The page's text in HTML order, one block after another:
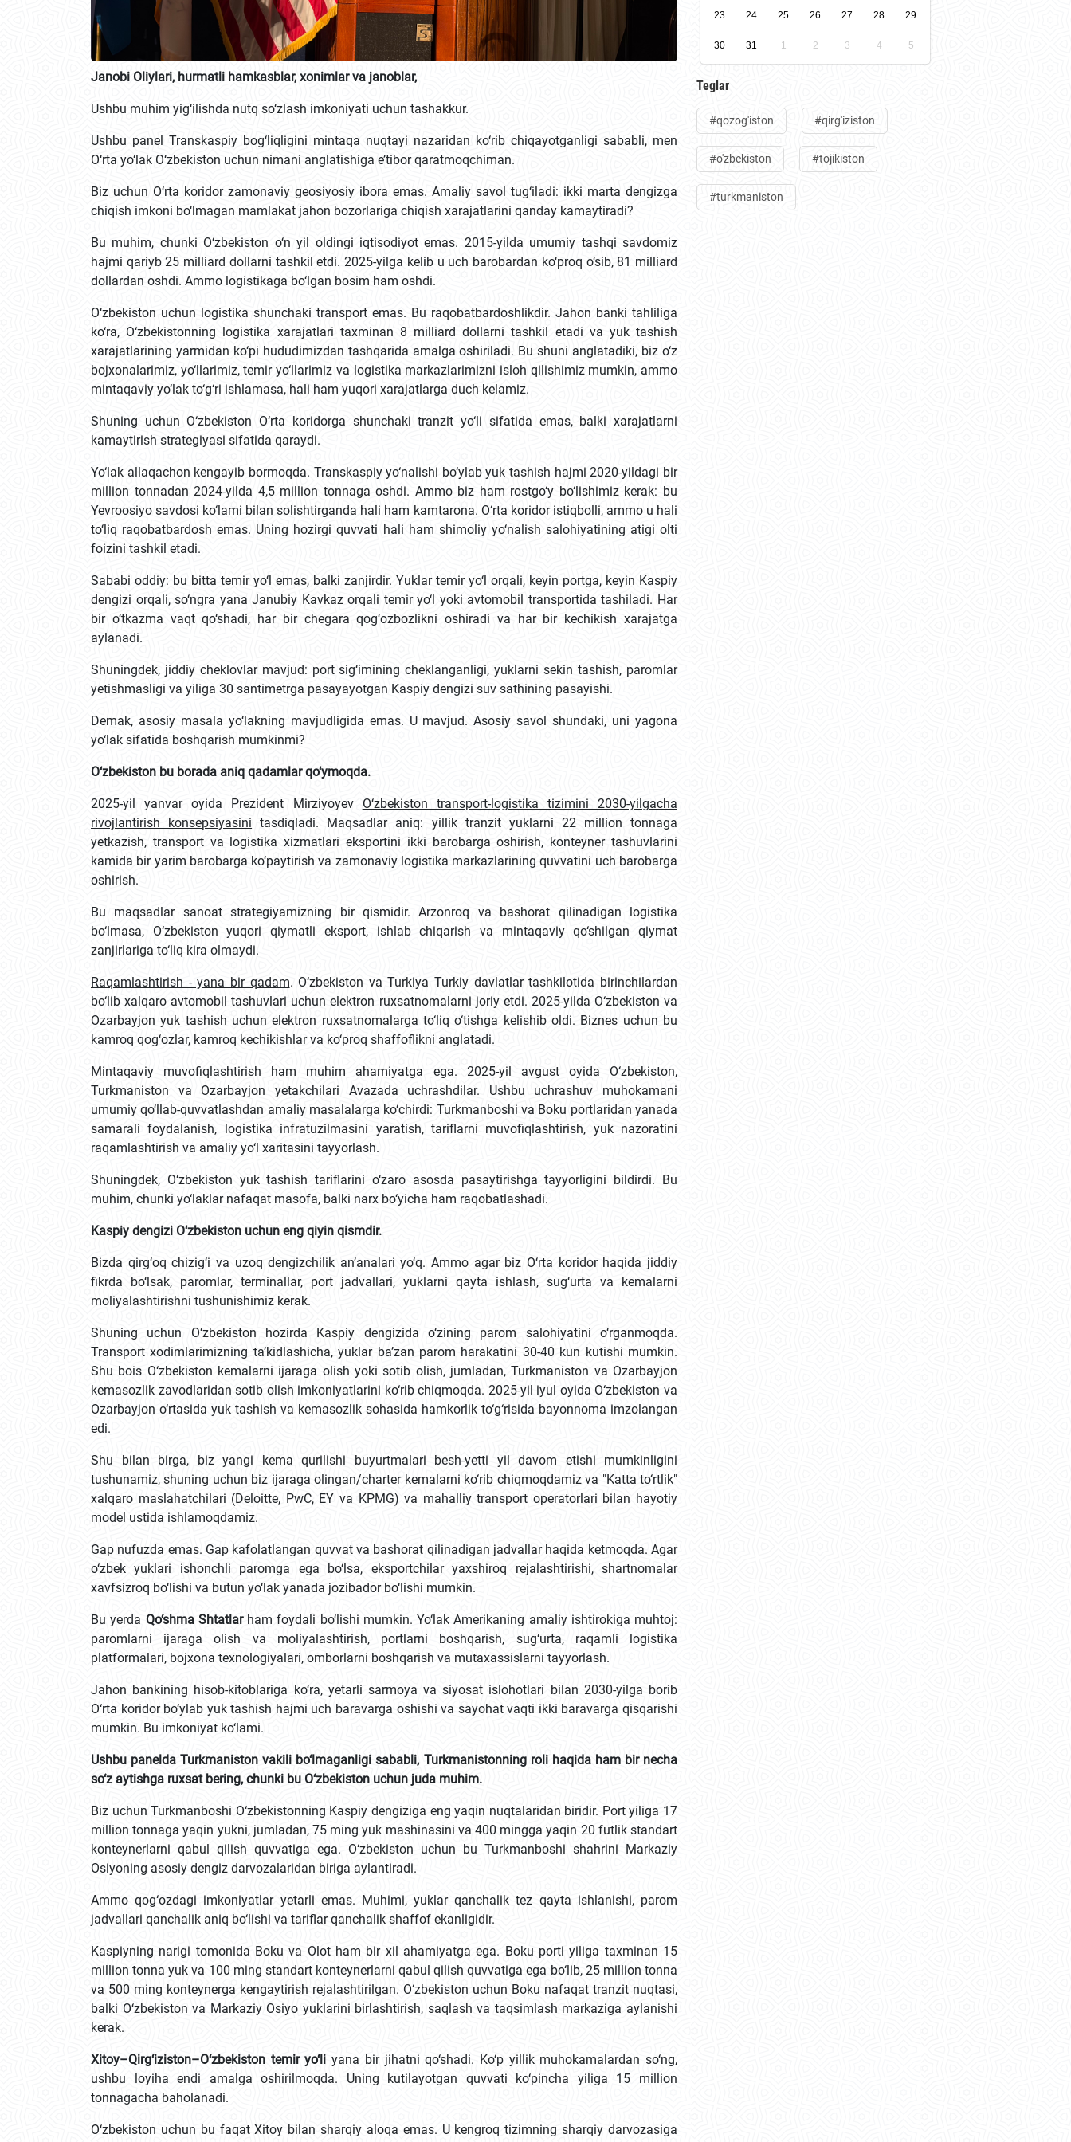
Janobi Oliylari, hurmatli hamkasblar, xonimlar va janoblar,
Ushbu muhim yig‘ilishda nutq so‘zlash imkoniyati uchun tashakkur.
Ushbu panel Transkaspiy bog‘liqligini mintaqa nuqtayi nazaridan ko‘rib chiqayotganligi sababli, men
O‘rta yo‘lak O‘zbekiston uchun nimani anglatishiga e’tibor qaratmoqchiman.
Biz uchun O‘rta koridor zamonaviy geosiyosiy ibora emas. Amaliy savol tug‘iladi: ikki marta dengizga
chiqish imkoni bo‘lmagan mamlakat jahon bozorlariga chiqish xarajatlarini qanday kamaytiradi?
Bu muhim, chunki O‘zbekiston o‘n yil oldingi iqtisodiyot emas. 2015-yilda umumiy tashqi savdomiz
hajmi qariyb 25 milliard dollarni tashkil etdi. 2025-yilga kelib u uch barobardan ko‘proq o‘sib, 81 milliard
dollardan oshdi. Ammo logistikaga bo‘lgan bosim ham oshdi.
O‘zbekiston uchun logistika shunchaki transport emas. Bu raqobatbardoshlikdir. Jahon banki tahliliga
ko‘ra, O‘zbekistonning logistika xarajatlari taxminan 8 milliard dollarni tashkil etadi va yuk tashish
xarajatlarining yarmidan ko‘pi hududimizdan tashqarida amalga oshiriladi. Bu shuni anglatadiki, biz o‘z
bojxonalarimiz, yo‘llarimiz, temir yo‘llarimiz va logistika markazlarimizni isloh qilishimiz mumkin, ammo
mintaqaviy yo‘lak to‘g‘ri ishlamasa, hali ham yuqori xarajatlarga duch kelamiz.
Shuning uchun O‘zbekiston O‘rta koridorga shunchaki tranzit yo‘li sifatida emas, balki xarajatlarni
kamaytirish strategiyasi sifatida qaraydi.
Yo‘lak allaqachon kengayib bormoqda. Transkaspiy yo‘nalishi bo‘ylab yuk tashish hajmi 2020-yildagi bir
million tonnadan 2024-yilda 4,5 million tonnaga oshdi. Ammo biz ham rostgo‘y bo‘lishimiz kerak: bu
Yevroosiyo savdosi ko‘lami bilan solishtirganda hali ham kamtarona. O‘rta koridor istiqbolli, ammo u hali
to‘liq raqobatbardosh emas. Uning hozirgi quvvati hali ham shimoliy yo‘nalish salohiyatining atigi olti
foizini tashkil etadi.
Sababi oddiy: bu bitta temir yo‘l emas, balki zanjirdir. Yuklar temir yo‘l orqali, keyin portga, keyin Kaspiy
dengizi orqali, so‘ngra yana Janubiy Kavkaz orqali temir yo‘l yoki avtomobil transportida tashiladi. Har
bir o‘tkazma vaqt qo‘shadi, har bir chegara qog‘ozbozlikni oshiradi va har bir kechikish xarajatga
aylanadi.
Shuningdek, jiddiy cheklovlar mavjud: port sig‘imining cheklanganligi, yuklarni sekin tashish, paromlar
yetishmasligi va yiliga 30 santimetrga pasayayotgan Kaspiy dengizi suv sathining pasayishi.
Demak, asosiy masala yo‘lakning mavjudligida emas. U mavjud. Asosiy savol shundaki, uni yagona
yo‘lak sifatida boshqarish mumkinmi?
O‘zbekiston bu borada aniq qadamlar qo‘ymoqda.
2025-yil yanvar oyida Prezident Mirziyoyev O‘zbekiston transport-logistika tizimini 2030-yilgacha
rivojlantirish konsepsiyasini tasdiqladi. Maqsadlar aniq: yillik tranzit yuklarni 22 million tonnaga
yetkazish, transport va logistika xizmatlari eksportini ikki barobarga oshirish, konteyner tashuvlarini
kamida bir yarim barobarga ko‘paytirish va zamonaviy logistika markazlarining quvvatini uch barobarga
oshirish.
Bu maqsadlar sanoat strategiyamizning bir qismidir. Arzonroq va bashorat qilinadigan logistika
bo‘lmasa, O‘zbekiston yuqori qiymatli eksport, ishlab chiqarish va mintaqaviy qo‘shilgan qiymat
zanjirlariga to‘liq kira olmaydi.
Raqamlashtirish - yana bir qadam. O‘zbekiston va Turkiya Turkiy davlatlar tashkilotida birinchilardan
bo‘lib xalqaro avtomobil tashuvlari uchun elektron ruxsatnomalarni joriy etdi. 2025-yilda O‘zbekiston va
Ozarbayjon yuk tashish uchun elektron ruxsatnomalarga to‘liq o‘tishga kelishib oldi. Biznes uchun bu
kamroq qog‘ozlar, kamroq kechikishlar va ko‘proq shaffoflikni anglatadi.
Mintaqaviy muvofiqlashtirish ham muhim ahamiyatga ega. 2025-yil avgust oyida O‘zbekiston,
Turkmaniston va Ozarbayjon yetakchilari Avazada uchrashdilar. Ushbu uchrashuv muhokamani
umumiy qo‘llab-quvvatlashdan amaliy masalalarga ko‘chirdi: Turkmanboshi va Boku portlaridan yanada
samarali foydalanish, logistika infratuzilmasini yaratish, tariflarni muvofiqlashtirish, yuk nazoratini
raqamlashtirish va amaliy yo‘l xaritasini tayyorlash.
Shuningdek, O‘zbekiston yuk tashish tariflarini o‘zaro asosda pasaytirishga tayyorligini bildirdi. Bu
muhim, chunki yo‘laklar nafaqat masofa, balki narx bo‘yicha ham raqobatlashadi.
Kaspiy dengizi O‘zbekiston uchun eng qiyin qismdir.
Bizda qirg‘oq chizig‘i va uzoq dengizchilik an’analari yo‘q. Ammo agar biz O‘rta koridor haqida jiddiy
fikrda bo‘lsak, paromlar, terminallar, port jadvallari, yuklarni qayta ishlash, sug‘urta va kemalarni
moliyalashtirishni tushunishimiz kerak.
Shuning uchun O‘zbekiston hozirda Kaspiy dengizida o‘zining parom salohiyatini o‘rganmoqda.
Transport xodimlarimizning ta’kidlashicha, yuklar ba’zan parom harakatini 30-40 kun kutishi mumkin.
Shu bois O‘zbekiston kemalarni ijaraga olish yoki sotib olish, jumladan, Turkmaniston va Ozarbayjon
kemasozlik zavodlaridan sotib olish imkoniyatlarini ko‘rib chiqmoqda. 2025-yil iyul oyida O‘zbekiston va
Ozarbayjon o‘rtasida yuk tashish va kemasozlik sohasida hamkorlik to‘g‘risida bayonnoma imzolangan
edi.
Shu bilan birga, biz yangi kema qurilishi buyurtmalari besh-yetti yil davom etishi mumkinligini
tushunamiz, shuning uchun biz ijaraga olingan/charter kemalarni ko‘rib chiqmoqdamiz va "Katta to‘rtlik"
xalqaro maslahatchilari (Deloitte, PwC, EY va KPMG) va mahalliy transport operatorlari bilan hayotiy
model ustida ishlamoqdamiz.
Gap nufuzda emas. Gap kafolatlangan quvvat va bashorat qilinadigan jadvallar haqida ketmoqda. Agar
o‘zbek yuklari ishonchli paromga ega bo‘lsa, eksportchilar yaxshiroq rejalashtirishi, shartnomalar
xavfsizroq bo‘lishi va butun yo‘lak yanada jozibador bo‘lishi mumkin.
Bu yerda Qo‘shma Shtatlar ham foydali bo‘lishi mumkin. Yo‘lak Amerikaning amaliy ishtirokiga muhtoj:
paromlarni ijaraga olish va moliyalashtirish, portlarni boshqarish, sug‘urta, raqamli logistika
platformalari, bojxona texnologiyalari, omborlarni boshqarish va mutaxassislarni tayyorlash.
Jahon bankining hisob-kitoblariga ko‘ra, yetarli sarmoya va siyosat islohotlari bilan 2030-yilga borib
O‘rta koridor bo‘ylab yuk tashish hajmi uch baravarga oshishi va sayohat vaqti ikki baravarga qisqarishi
mumkin. Bu imkoniyat ko‘lami.
Ushbu panelda Turkmaniston vakili bo‘lmaganligi sababli, Turkmanistonning roli haqida ham bir necha
so‘z aytishga ruxsat bering, chunki bu O‘zbekiston uchun juda muhim.
Biz uchun Turkmanboshi O‘zbekistonning Kaspiy dengiziga eng yaqin nuqtalaridan biridir. Port yiliga 17
million tonnaga yaqin yukni, jumladan, 75 ming yuk mashinasini va 400 mingga yaqin 20 futlik standart
konteynerlarni qabul qilish quvvatiga ega. O‘zbekiston uchun bu Turkmanboshi shahrini Markaziy
Osiyoning asosiy dengiz darvozalaridan biriga aylantiradi.
Ammo qog‘ozdagi imkoniyatlar yetarli emas. Muhimi, yuklar qanchalik tez qayta ishlanishi, parom
jadvallari qanchalik aniq bo‘lishi va tariflar qanchalik shaffof ekanligidir.
Kaspiyning narigi tomonida Boku va Olot ham bir xil ahamiyatga ega. Boku porti yiliga taxminan 15
million tonna yuk va 100 ming standart konteynerlarni qabul qilish quvvatiga ega bo‘lib, 25 million tonna
va 500 ming konteynerga kengaytirish rejalashtirilgan. O‘zbekiston uchun Boku nafaqat tranzit nuqtasi,
balki O‘zbekiston va Markaziy Osiyo yuklarini birlashtirish, saqlash va taqsimlash markaziga aylanishi
kerak.
Xitoy–Qirg‘iziston–O‘zbekiston temir yo‘liyana bir jihatni qo‘shadi. Ko‘p yillik muhokamalardan so‘ng,
ushbu loyiha endi amalga oshirilmoqda. Uning kutilayotgan quvvati ko‘pincha yiliga 15 million
tonnagacha baholanadi.
O‘zbekiston uchun bu faqat Xitoy bilan sharqiy aloqa emas. U kengroq tizimning sharqiy darvozasiga
23 24 25 26 27 28 29
30 31 1 2 3 4 5
Teglar
#qozog'iston #qirg'iziston
#o'zbekiston #tojikiston
#turkmaniston